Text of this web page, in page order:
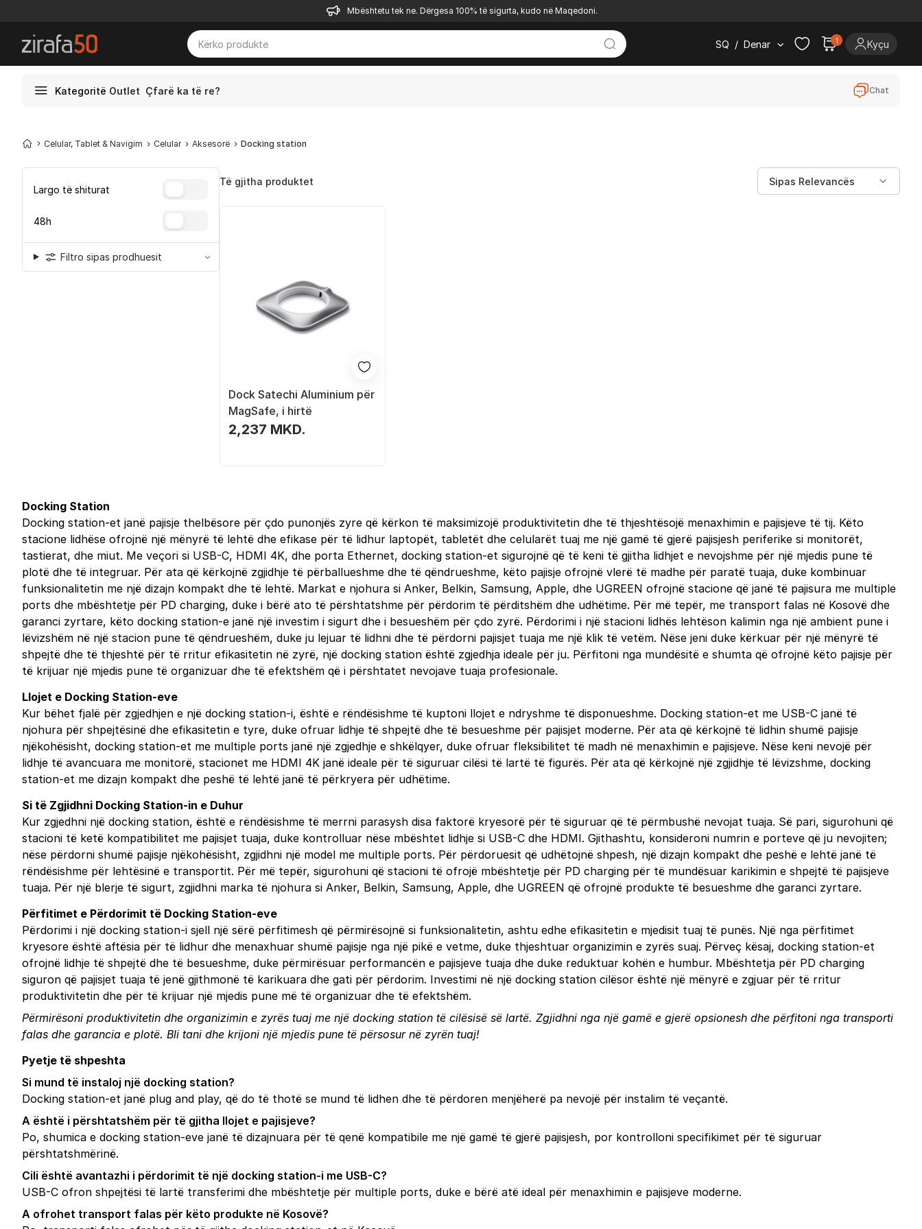
Mbështetu tek ne. Dërgesa 100% të sigurta, kudo në Maqedoni.
SQ / Denar 1 Kyçu
Kategoritë Outlet Çfarë ka të re? Chat
Celular, Tablet & Navigim Celular Aksesorë Docking station
Largo të shiturat
48h
Filtro sipas prodhuesit
Të gjitha produktet
Dock Satechi Aluminium për
MagSafe, i hirtë
2,237 MKD.
Docking Station
Docking station-et janë pajisje thelbësore për çdo punonjës zyre që kërkon të maksimizojë produktivitetin dhe të thjeshtësojë menaxhimin e pajisjeve të tij. Këto
stacione lidhëse ofrojnë një mënyrë të lehtë dhe efikase për të lidhur laptopët, tabletët dhe celularët tuaj me një gamë të gjerë pajisjesh periferike si monitorët,
tastierat, dhe miut. Me veçori si USB-C, HDMI 4K, dhe porta Ethernet, docking station-et sigurojnë që të keni të gjitha lidhjet e nevojshme për një mjedis pune të
plotë dhe të integruar. Për ata që kërkojnë zgjidhje të përballueshme dhe të qëndrueshme, këto pajisje ofrojnë vlerë të madhe për paratë tuaja, duke kombinuar
funksionalitetin me një dizajn kompakt dhe të lehtë. Markat e njohura si Anker, Belkin, Samsung, Apple, dhe UGREEN ofrojnë stacione që janë të pajisura me multiple
ports dhe mbështetje për PD charging, duke i bërë ato të përshtatshme për përdorim të përditshëm dhe udhëtime. Për më tepër, me transport falas në Kosovë dhe
garanci zyrtare, këto docking station-e janë një investim i sigurt dhe i besueshëm për çdo zyrë. Përdorimi i një stacioni lidhës lehtëson kalimin nga një ambient pune i
lëvizshëm në një stacion pune të qëndrueshëm, duke ju lejuar të lidhni dhe të përdorni pajisjet tuaja me një klik të vetëm. Nëse jeni duke kërkuar për një mënyrë të
shpejtë dhe të thjeshtë për të rritur efikasitetin në zyrë, një docking station është zgjedhja ideale për ju. Përfitoni nga mundësitë e shumta që ofrojnë këto pajisje për
të krijuar një mjedis pune të organizuar dhe të efektshëm që i përshtatet nevojave tuaja profesionale.
Llojet e Docking Station-eve
Kur bëhet fjalë për zgjedhjen e një docking station-i, është e rëndësishme të kuptoni llojet e ndryshme të disponueshme. Docking station-et me USB-C janë të
njohura për shpejtësinë dhe efikasitetin e tyre, duke ofruar lidhje të shpejtë dhe të besueshme për pajisjet moderne. Për ata që kërkojnë të lidhin shumë pajisje
njëkohësisht, docking station-et me multiple ports janë një zgjedhje e shkëlqyer, duke ofruar fleksibilitet të madh në menaxhimin e pajisjeve. Nëse keni nevojë për
lidhje të avancuara me monitorë, stacionet me HDMI 4K janë ideale për të siguruar cilësi të lartë të figurës. Për ata që kërkojnë një zgjidhje të lëvizshme, docking
station-et me dizajn kompakt dhe peshë të lehtë janë të përkryera për udhëtime.
Si të Zgjidhni Docking Station-in e Duhur
Kur zgjedhni një docking station, është e rëndësishme të merrni parasysh disa faktorë kryesorë për të siguruar që të përmbushë nevojat tuaja. Së pari, sigurohuni që
stacioni të ketë kompatibilitet me pajisjet tuaja, duke kontrolluar nëse mbështet lidhje si USB-C dhe HDMI. Gjithashtu, konsideroni numrin e porteve që ju nevojiten;
nëse përdorni shumë pajisje njëkohësisht, zgjidhni një model me multiple ports. Për përdoruesit që udhëtojnë shpesh, një dizajn kompakt dhe peshë e lehtë janë të
rëndësishme për lehtësinë e transportit. Për më tepër, sigurohuni që stacioni të ofrojë mbështetje për PD charging për të mundësuar karikimin e shpejtë të pajisjeve
tuaja. Për një blerje të sigurt, zgjidhni marka të njohura si Anker, Belkin, Samsung, Apple, dhe UGREEN që ofrojnë produkte të besueshme dhe garanci zyrtare.
Përfitimet e Përdorimit të Docking Station-eve
Përdorimi i një docking station-i sjell një sërë përfitimesh që përmirësojnë si funksionalitetin, ashtu edhe efikasitetin e mjedisit tuaj të punës. Një nga përfitimet
kryesore është aftësia për të lidhur dhe menaxhuar shumë pajisje nga një pikë e vetme, duke thjeshtuar organizimin e zyrës suaj. Përveç kësaj, docking station-et
ofrojnë lidhje të shpejtë dhe të besueshme, duke përmirësuar performancën e pajisjeve tuaja dhe duke reduktuar kohën e humbur. Mbështetja për PD charging
siguron që pajisjet tuaja të jenë gjithmonë të karikuara dhe gati për përdorim. Investimi në një docking station cilësor është një mënyrë e zgjuar për të rritur
produktivitetin dhe për të krijuar një mjedis pune më të organizuar dhe të efektshëm.
Përmirësoni produktivitetin dhe organizimin e zyrës tuaj me një docking station të cilësisë së lartë. Zgjidhni nga një gamë e gjerë opsionesh dhe përfitoni nga transporti
falas dhe garancia e plotë. Bli tani dhe krijoni një mjedis pune të përsosur në zyrën tuaj!
Pyetje të shpeshta
Si mund të instaloj një docking station?
Docking station-et janë plug and play, që do të thotë se mund të lidhen dhe të përdoren menjëherë pa nevojë për instalim të veçantë.
A është i përshtatshëm për të gjitha llojet e pajisjeve?
Po, shumica e docking station-eve janë të dizajnuara për të qenë kompatibile me një gamë të gjerë pajisjesh, por kontrolloni specifikimet për të siguruar
përshtatshmërinë.
Cili është avantazhi i përdorimit të një docking station-i me USB-C?
USB-C ofron shpejtësi të lartë transferimi dhe mbështetje për multiple ports, duke e bërë atë ideal për menaxhimin e pajisjeve moderne.
A ofrohet transport falas për këto produkte në Kosovë?